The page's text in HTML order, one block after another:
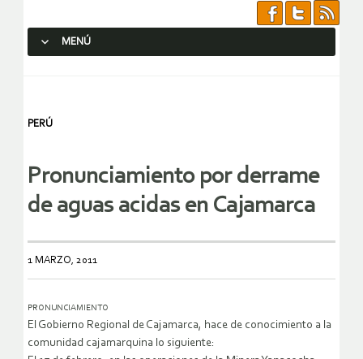
MENÚ
PERÚ
Pronunciamiento por derrame
de aguas acidas en Cajamarca
1 MARZO, 2011
PRONUNCIAMIENTO
El Gobierno Regional de Cajamarca, hace de conocimiento a la
comunidad cajamarquina lo siguiente: